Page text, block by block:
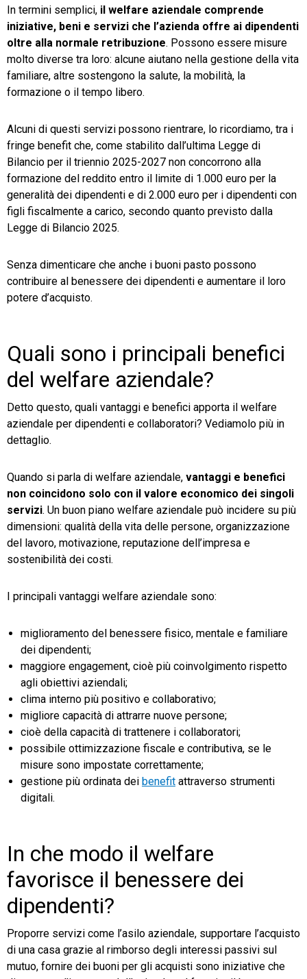
In termini semplici, il welfare aziendale comprende
iniziative, beni e servizi che l’azienda offre ai dipendenti
oltre alla normale retribuzione. Possono essere misure
molto diverse tra loro: alcune aiutano nella gestione della vita
familiare, altre sostengono la salute, la mobilità, la
formazione o il tempo libero.
Alcuni di questi servizi possono rientrare, lo ricordiamo, tra i
fringe benefit che, come stabilito dall’ultima Legge di
Bilancio per il triennio 2025-2027 non concorrono alla
formazione del reddito entro il limite di 1.000 euro per la
generalità dei dipendenti e di 2.000 euro per i dipendenti con
figli fiscalmente a carico, secondo quanto previsto dalla
Legge di Bilancio 2025.
Senza dimenticare che anche i buoni pasto possono
contribuire al benessere dei dipendenti e aumentare il loro
potere d’acquisto.
Quali sono i principali benefici
del welfare aziendale?
Detto questo, quali vantaggi e benefici apporta il welfare
aziendale per dipendenti e collaboratori? Vediamolo più in
dettaglio.
Quando si parla di welfare aziendale, vantaggi e benefici
non coincidono solo con il valore economico dei singoli
servizi. Un buon piano welfare aziendale può incidere su più
dimensioni: qualità della vita delle persone, organizzazione
del lavoro, motivazione, reputazione dell’impresa e
sostenibilità dei costi.
I principali vantaggi welfare aziendale sono:
miglioramento del benessere fisico, mentale e familiare
dei dipendenti;
maggiore engagement, cioè più coinvolgimento rispetto
agli obiettivi aziendali;
clima interno più positivo e collaborativo;
migliore capacità di attrarre nuove persone;
cioè della capacità di trattenere i collaboratori;
possibile ottimizzazione fiscale e contributiva, se le
misure sono impostate correttamente;
gestione più ordinata dei benefit attraverso strumenti
digitali.
In che modo il welfare
favorisce il benessere dei
dipendenti?
Proporre servizi come l’asilo aziendale, supportare l’acquisto
di una casa grazie al rimborso degli interessi passivi sul
mutuo, fornire dei buoni per gli acquisti sono iniziative che